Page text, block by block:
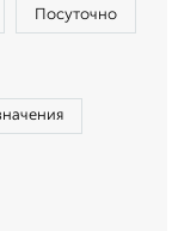
Посуточно